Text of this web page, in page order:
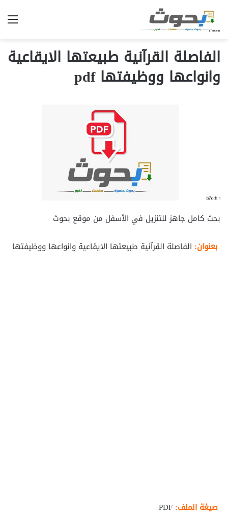
الفاصلة القرآنية طبيعتها الايقاعية
وانواعها ووظيفتها pdf
بحث كامل جاهز للتنزيل في الأسفل من موقع بحوث
بعنوان: الفاصلة القرآنية طبيعتها الايقاعية وانواعها ووظيفتها
صيغة الملف: